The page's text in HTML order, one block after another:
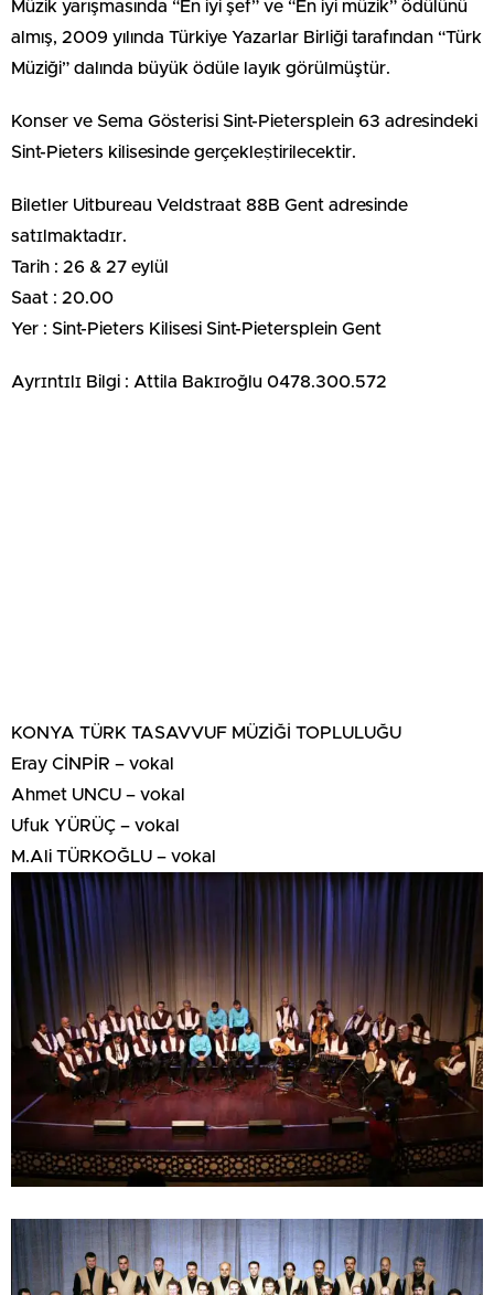
Müzik yarışmasında “En iyi şef” ve “En iyi müzik” ödülünü
almış, 2009 yılında Türkiye Yazarlar Birliği tarafından “Türk
Müziği” dalında büyük ödüle layık görülmüştür.
Konser ve Sema Gösterisi Sint-Pietersplein 63 adresindeki
Sint-Pieters kilisesinde gerçekleṣtirilecektir.
Biletler Uitbureau Veldstraat 88B Gent adresinde
satɪlmaktadɪr.
Tarih : 26 & 27 eylül
Saat : 20.00
Yer : Sint-Pieters Kilisesi Sint-Pietersplein Gent
Ayrɪntɪlɪ Bilgi : Attila Bakɪroğlu 0478.300.572
KONYA TÜRK TASAVVUF MÜZİĞİ TOPLULUĞU
Eray CİNPİR – vokal
Ahmet UNCU – vokal
Ufuk YÜRÜÇ – vokal
M.Ali TÜRKOĞLU – vokal